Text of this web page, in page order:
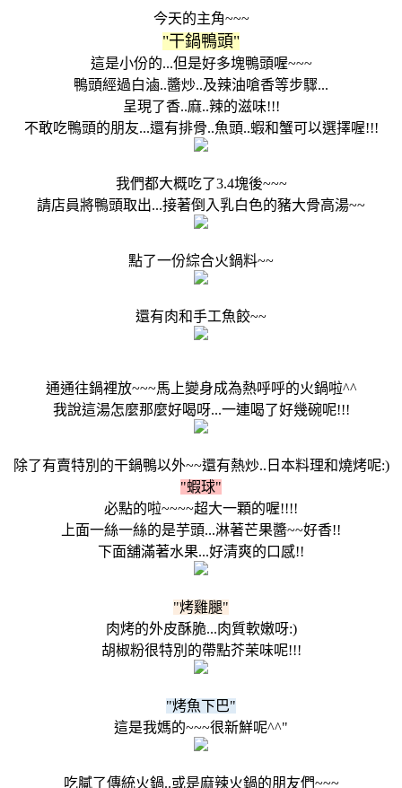
今天的主角~~~
"干鍋鴨頭"
這是小份的...但是好多塊鴨頭喔~~~
鴨頭經過白滷..醬炒..及辣油嗆香等步驟...
呈現了香..麻..辣的滋味!!!
不敢吃鴨頭的朋友...還有排骨..魚頭..蝦和蟹可以選擇喔!!!
我們都大概吃了3.4塊後~~~
請店員將鴨頭取出...接著倒入乳白色的豬大骨高湯~~
點了一份綜合火鍋料~~
還有肉和手工魚餃~~
通通往鍋裡放~~~馬上變身成為熱呼呼的火鍋啦^^
我說這湯怎麼那麼好喝呀...一連喝了好幾碗呢!!!
除了有賣特別的干鍋鴨以外~~還有熱炒..日本料理和燒烤呢:)
"蝦球"
必點的啦~~~~超大一顆的喔!!!!
上面一絲一絲的是芋頭...淋著芒果醬~~好香!!
下面舖滿著水果...好清爽的口感!!
"烤雞腿"
肉烤的外皮酥脆...肉質軟嫩呀:)
胡椒粉很特別的帶點芥茉味呢!!!
"烤魚下巴"
這是我媽的~~~很新鮮呢^^"
吃膩了傳統火鍋..或是麻辣火鍋的朋友們~~~